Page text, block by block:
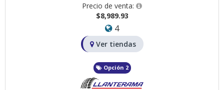
Precio de venta:
$8,989.93
4
Ver tiendas
Opción 2